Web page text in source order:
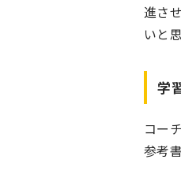
進さ
いと
学
コー
参考